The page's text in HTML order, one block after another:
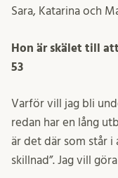
Sara, Katarina och
Hon är skälet till
53
Varför vill jag bli
redan har en lång
är det där som står i
skillnad”. Jag vill